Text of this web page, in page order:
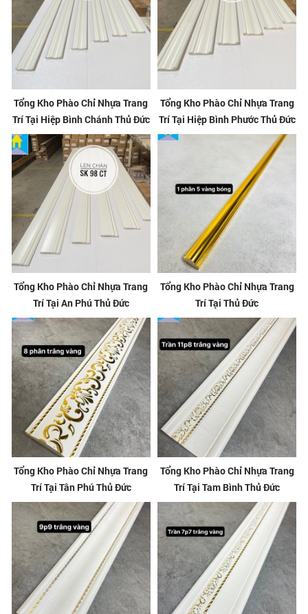
Tổng Kho Phào Chỉ Nhựa Trang
Trí Tại Hiệp Bình Chánh Thủ Đức
Tổng Kho Phào Chỉ Nhựa Trang
Trí Tại Hiệp Bình Phước Thủ Đức
Tổng Kho Phào Chỉ Nhựa Trang
Trí Tại An Phú Thủ Đức
Tổng Kho Phào Chỉ Nhựa Trang
Trí Tại Thủ Đức
Tổng Kho Phào Chỉ Nhựa Trang
Trí Tại Tân Phú Thủ Đức
Tổng Kho Phào Chỉ Nhựa Trang
Trí Tại Tam Bình Thủ Đức